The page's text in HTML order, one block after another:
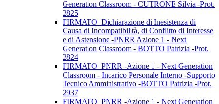
Generation Classroom - CUTRONE Silvia -Prot.
2825
FIRMATO_Dichiarazione di Inesistenza di
Causa di Incompatibilità, di Conflitto di Interesse
e di Astensione -PNRR Azione 1 - Next
Generation Classroom - BOTTO Patrizia -Prot.
2824
FIRMATO_PNRR -Azione 1 - Next Generation
Classroom - Incarico Personale Interno -Supporto
Tecnico Amministrativo -BOTTO Patrizia -Prot.
2937
FIRMATO_PNRR -Azione 1 - Next Generation